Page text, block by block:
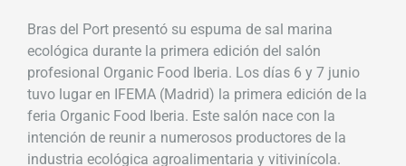
Bras del Port presentó su espuma de sal marina
ecológica durante la primera edición del salón
profesional Organic Food Iberia. Los días 6 y 7 junio
tuvo lugar en IFEMA (Madrid) la primera edición de la
feria Organic Food Iberia. Este salón nace con la
intención de reunir a numerosos productores de la
industria ecológica agroalimentaria y vitivinícola.